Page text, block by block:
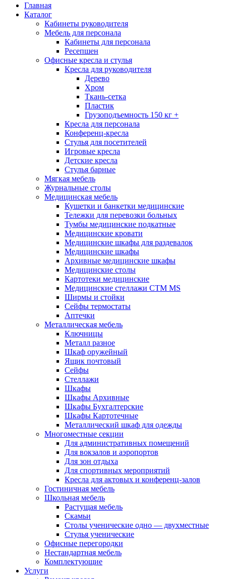
Главная
Каталог
Кабинеты руководителя
Мебель для персонала
Кабинеты для персонала
Ресепшен
Офисные кресла и стулья
Кресла для руководителя
Дерево
Хром
Ткань-сетка
Пластик
Грузоподъемность 150 кг +
Кресла для персонала
Конференц-кресла
Стулья для посетителей
Игровые кресла
Детские кресла
Стулья барные
Мягкая мебель
Журнальные столы
Медицинская мебель
Кушетки и банкетки медицинские
Тележки для перевозки больных
Тумбы медицинские подкатные
Медицинские кровати
Медицинские шкафы для раздевалок
Медицинские шкафы
Архивные медицинские шкафы
Медицинские столы
Картотеки медицинские
Медицинские стеллажи CTM MS
Ширмы и стойки
Сейфы термостаты
Аптечки
Металлическая мебель
Ключницы
Металл разное
Шкаф оружейный
Ящик почтовый
Сейфы
Стеллажи
Шкафы
Шкафы Архивные
Шкафы Бухгалтерские
Шкафы Картотечные
Металлический шкаф для одежды
Многоместные секции
Для административных помещений
Для вокзалов и аэропортов
Для зон отдыха
Для спортивных мероприятий
Кресла для актовых и конференц-залов
Гостиничная мебель
Школьная мебель
Растущая мебель
Скамьи
Столы ученические одно — двухместные
Стулья ученические
Офисные перегородки
Нестандартная мебель
Комплектующие
Услуги